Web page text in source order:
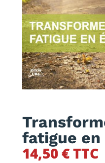
fatigue en
14,50€TTC